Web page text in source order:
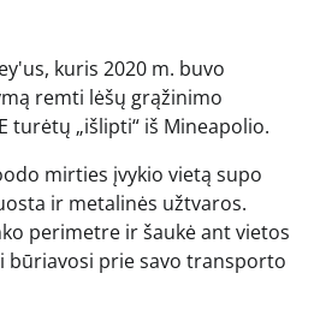
kuris 2020 m. buvo
remti lėšų grąžinimo
turėtų „išlipti“ iš Mineapolio.
mirties įvykio vietą supo
ir metalinės užtvaros.
perimetre ir šaukė ant vietos
būriavosi prie savo transporto